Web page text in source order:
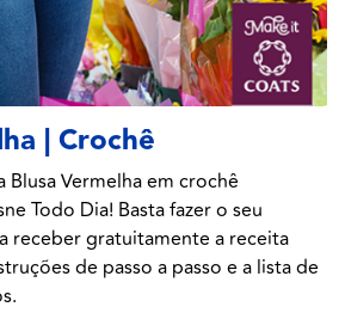
| Crochê
Blusa Vermelha em crochê
Todo Dia! Basta fazer o seu
receber gratuitamente a receita
de passo a passo e a lista de